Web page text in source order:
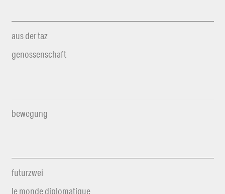
aus der taz
genossenschaft
bewegung
futurzwei
le monde diplomatique